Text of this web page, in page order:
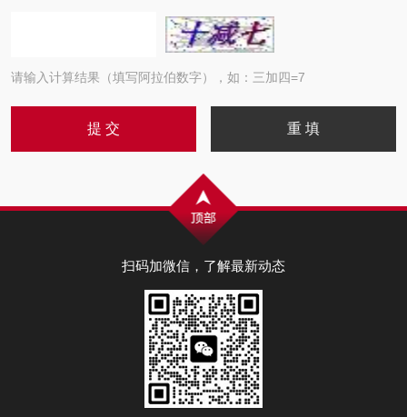
请输入计算结果（填写阿拉伯数字），如：三加四=7
扫码加微信，了解最新动态